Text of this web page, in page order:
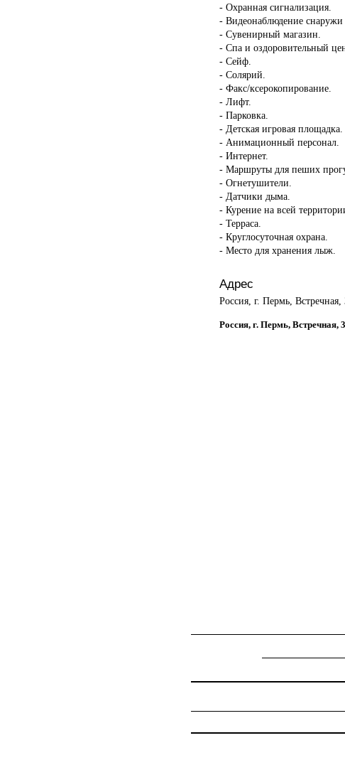
- Охранная сигнализация.
- Видеонаблюдение снаружи
- Сувенирный магазин.
- Спа и оздоровительный
- Сейф.
- Солярий.
- Факс/ксерокопирование.
- Лифт.
- Парковка.
- Детская игровая площадка.
- Анимационный персонал.
- Интернет.
- Маршруты для пеших
- Огнетушители.
- Датчики дыма.
- Курение на всей
- Терраса.
- Круглосуточная охрана.
- Место для хранения лыж.
Адрес
Россия, г. Пермь, Встречная,
Россия, г. Пермь, Встречная,